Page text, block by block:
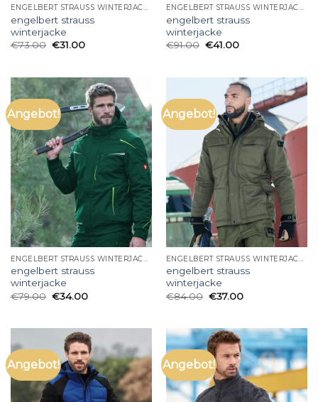
ENGELBERT STRAUSS WINTERJACKE
engelbert strauss
winterjacke
€73.00 €31.00
ENGELBERT STRAUSS WINTERJACKE
engelbert strauss
winterjacke
€91.00 €41.00
Angebot!
engelbert strauss
winterjacke
€79.00 €34.00
Angebot!
engelbert strauss
winterjacke
€84.00 €37.00
Angebot! Angebot!